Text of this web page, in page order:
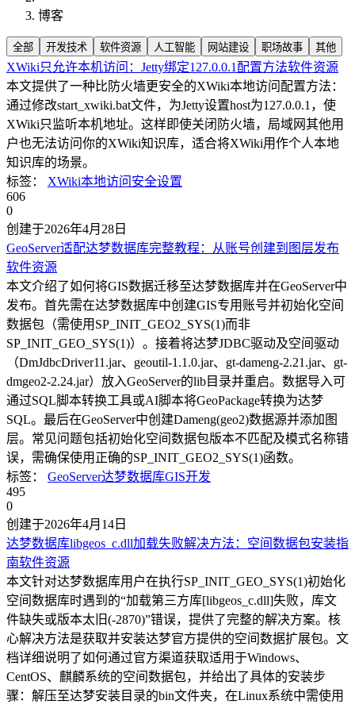
博客
全部 开发技术 软件资源 人工智能 网站建设 职场故事 其他
XWiki只允许本机访问：Jetty绑定127.0.0.1配置方法软件资源
本文提供了一种比防火墙更安全的XWiki本地访问配置方法：
通过修改start_xwiki.bat文件，为Jetty设置host为127.0.0.1，使
XWiki只监听本机地址。这样即使关闭防火墙，局域网其他用
户也无法访问你的XWiki知识库，适合将XWiki用作个人本地
知识库的场景。
标签： XWiki本地访问 安全设置
606
0
创建于2026年4月28日
GeoServer适配达梦数据库完整教程：从账号创建到图层发布
软件资源
本文介绍了如何将GIS数据迁移至达梦数据库并在GeoServer中
发布。首先需在达梦数据库中创建GIS专用账号并初始化空间
数据包（需使用SP_INIT_GEO2_SYS(1)而非
SP_INIT_GEO_SYS(1)）。接着将达梦JDBC驱动及空间驱动
（DmJdbcDriver11.jar、geoutil-1.1.0.jar、gt-dameng-2.21.jar、gt-
dmgeo2-2.24.jar）放入GeoServer的lib目录并重启。数据导入可
通过SQL脚本转换工具或AI脚本将GeoPackage转换为达梦
SQL。最后在GeoServer中创建Dameng(geo2)数据源并添加图
层。常见问题包括初始化空间数据包版本不匹配及模式名称错
误，需确保使用正确的SP_INIT_GEO2_SYS(1)函数。
标签： GeoServer达梦数据库GIS开发
495
0
创建于2026年4月14日
达梦数据库libgeos_c.dll加载失败解决方法：空间数据包安装指
南软件资源
本文针对达梦数据库用户在执行SP_INIT_GEO_SYS(1)初始化
空间数据库时遇到的“加载第三方库[libgeos_c.dll]失败，库文
件缺失或版本太旧(-2870)”错误，提供了完整的解决方案。核
心解决方法是获取并安装达梦官方提供的空间数据扩展包。文
档详细说明了如何通过官方渠道获取适用于Windows、
CentOS、麒麟系统的空间数据包，并给出了具体的安装步
骤：解压至达梦安装目录的bin文件夹，在Linux系统中需使用